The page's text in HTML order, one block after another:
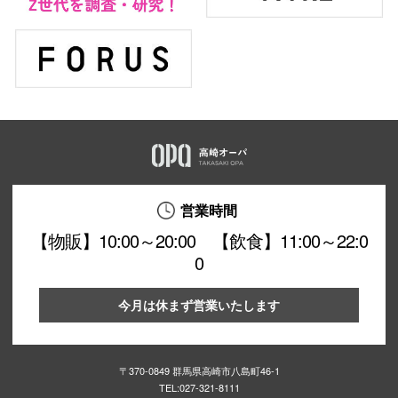
営業時間
【物販】10:00～20:00 【飲食】11:00～22:0
0
今月は休まず営業いたします
〒370-0849 群馬県高崎市八島町46-1
TEL:027-321-8111